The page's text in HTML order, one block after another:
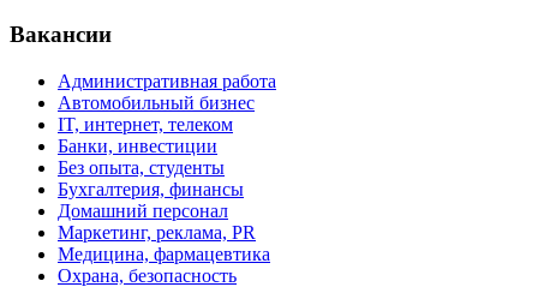
Вакансии
Административная работа
Автомобильный бизнес
IT, интернет, телеком
Банки, инвестиции
Без опыта, студенты
Бухгалтерия, финансы
Домашний персонал
Маркетинг, реклама, PR
Медицина, фармацевтика
Охрана, безопасность